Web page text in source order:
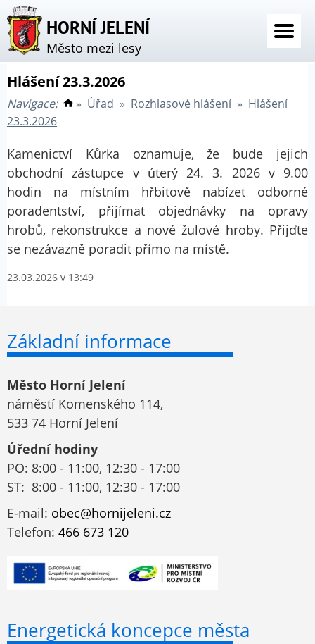
HORNÍ JELENÍ
Město mezi lesy
Hlášení 23.3.2026
Navigace: » Úřad » Rozhlasové hlášení » Hlášení
23.3.2026
Kamenictví Kůrka oznamuje, že bude jejich
obchodní zástupce v úterý 24. 3. 2026 v 9.00
hodin na místním hřbitově nabízet odborné
poradentství, přijímat objednávky na opravy
hrobů, rekonstrukce a nové žulové hroby. Přijďte
se nezávazně poradit přímo na místě.
23.03.2026 v 13:49
Základní informace
Město Horní Jelení
náměstí Komenského 114,
533 74 Horní Jelení
Úřední hodiny
PO: 8:00 - 11:00, 12:30 - 17:00
ST: 8:00 - 11:00, 12:30 - 17:00
E-mail: obec@hornijeleni.cz
Telefon: 466 673 120
Energetická koncepce města